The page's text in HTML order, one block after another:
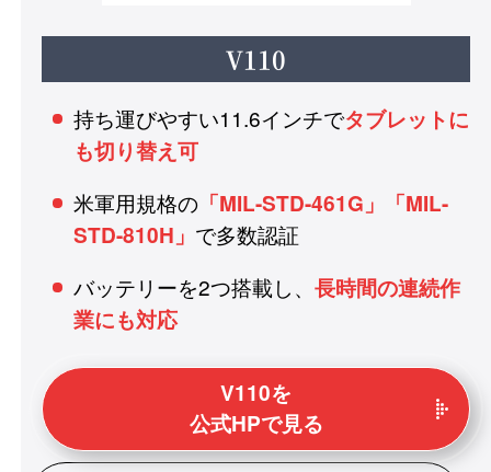
V110
持ち運びやすい11.6インチでタブレットに
も切り替え可
米軍用規格の「MIL-STD-461G」「MIL-
STD-810H」 で多数認証
バッテリーを2つ搭載し、 長時間の連続作
業にも対応
V110を
公式HPで見る